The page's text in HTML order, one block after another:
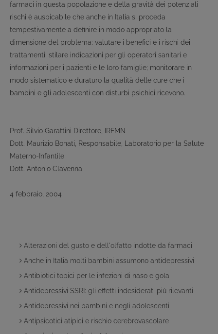
farmaci in questa popolazione e della gravità dei potenziali
rischi è auspicabile che anche in Italia si proceda
tempestivamente a definire in modo appropriato la
dimensione del problema; valutare i benefici e i rischi dei
trattamenti; stilare indicazioni per gli operatori sanitari e
informazioni per i pazienti e le loro famiglie; monitorare in
modo sistematico e duraturo la qualità delle cure che i
bambini e gli adolescenti con disturbi psichici ricevono.
Prof. Silvio Garattini Direttore, IRFMN
Dott. Maurizio Bonati, Responsabile, Laboratorio per la Salute
Materno-Infantile
Dott. Antonio Clavenna
4 febbraio, 2004
Alterazioni del gusto e dell'olfatto indotte da farmaci
Anche in Italia molti bambini assumono antidepressivi
Antibiotici topici per le infezioni di naso e gola
Antidepressivi SSRI: gli effetti indesiderati più rilevanti
Antidepressivi nei bambini e negli adolescenti
Antipsicotici atipici e rischio cerebrovascolare